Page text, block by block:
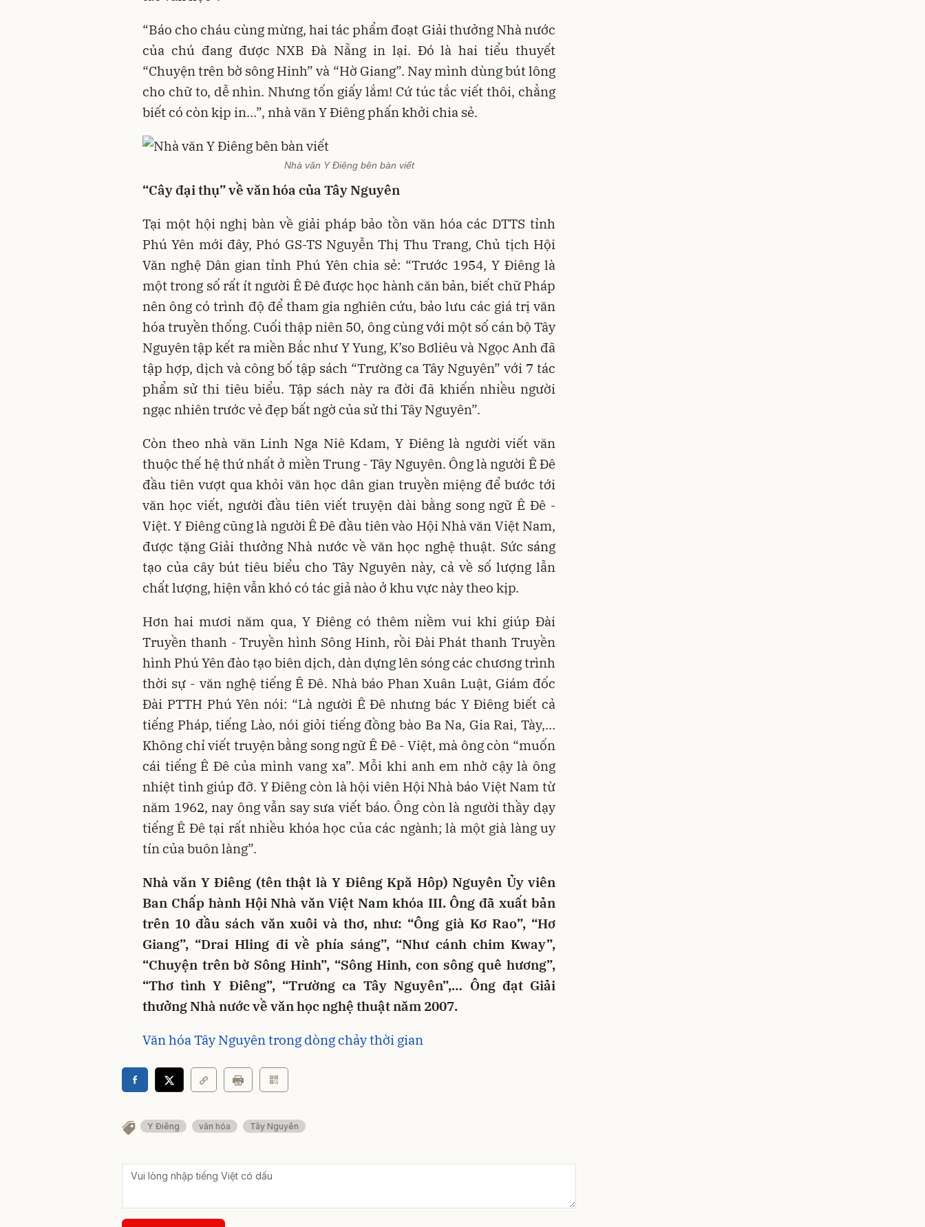
“Báo cho cháu cùng mừng, hai tác phẩm đoạt Giải thưởng Nhà nước
của chú đang được NXB Đà Nẵng in lại. Đó là hai tiểu thuyết
“Chuyện trên bờ sông Hinh” và “Hờ Giang”. Nay mình dùng bút lông
cho chữ to, dễ nhìn. Nhưng tốn giấy lắm! Cứ túc tắc viết thôi, chẳng
biết có còn kịp in…”, nhà văn Y Điêng phấn khởi chia sẻ.
Nhà văn Y Điêng bên bàn viết
“Cây đại thụ” về văn hóa của Tây Nguyên
Tại một hội nghị bàn về giải pháp bảo tồn văn hóa các DTTS tỉnh
Phú Yên mới đây, Phó GS-TS Nguyễn Thị Thu Trang, Chủ tịch Hội
Văn nghệ Dân gian tỉnh Phú Yên chia sẻ: “Trước 1954, Y Điêng là
một trong số rất ít người Ê Đê được học hành căn bản, biết chữ Pháp
nên ông có trình độ để tham gia nghiên cứu, bảo lưu các giá trị văn
hóa truyền thống. Cuối thập niên 50, ông cùng với một số cán bộ Tây
Nguyên tập kết ra miền Bắc như Y Yung, K’so Bơliêu và Ngọc Anh đã
tập hợp, dịch và công bố tập sách “Trường ca Tây Nguyên” với 7 tác
phẩm sử thi tiêu biểu. Tập sách này ra đời đã khiến nhiều người
ngạc nhiên trước vẻ đẹp bất ngờ của sử thi Tây Nguyên”.
Còn theo nhà văn Linh Nga Niê Kdam, Y Điêng là người viết văn
thuộc thế hệ thứ nhất ở miền Trung - Tây Nguyên. Ông là người Ê Đê
đầu tiên vượt qua khỏi văn học dân gian truyền miệng để bước tới
văn học viết, người đầu tiên viết truyện dài bằng song ngữ Ê Đê -
Việt. Y Điêng cũng là người Ê Đê đầu tiên vào Hội Nhà văn Việt Nam,
được tặng Giải thưởng Nhà nước về văn học nghệ thuật. Sức sáng
tạo của cây bút tiêu biểu cho Tây Nguyên này, cả về số lượng lẫn
chất lượng, hiện vẫn khó có tác giả nào ở khu vực này theo kịp.
Hơn hai mươi năm qua, Y Điêng có thêm niềm vui khi giúp Đài
Truyền thanh - Truyền hình Sông Hinh, rồi Đài Phát thanh Truyền
hình Phú Yên đào tạo biên dịch, dàn dựng lên sóng các chương trình
thời sự - văn nghệ tiếng Ê Đê. Nhà báo Phan Xuân Luật, Giám đốc
Đài PTTH Phú Yên nói: “Là người Ê Đê nhưng bác Y Điêng biết cả
tiếng Pháp, tiếng Lào, nói giỏi tiếng đồng bào Ba Na, Gia Rai, Tày,…
Không chỉ viết truyện bằng song ngữ Ê Đê - Việt, mà ông còn “muốn
cái tiếng Ê Đê của mình vang xa”. Mỗi khi anh em nhờ cậy là ông
nhiệt tình giúp đỡ. Y Điêng còn là hội viên Hội Nhà báo Việt Nam từ
năm 1962, nay ông vẫn say sưa viết báo. Ông còn là người thầy dạy
tiếng Ê Đê tại rất nhiều khóa học của các ngành; là một già làng uy
tín của buôn làng”.
Nhà văn Y Điêng (tên thật là Y Điêng Kpă Hôp) Nguyên Ủy viên
Ban Chấp hành Hội Nhà văn Việt Nam khóa III. Ông đã xuất bản
trên 10 đầu sách văn xuôi và thơ, như: “Ông già Kơ Rao”, “Hơ
Giang”, “Drai Hling đi về phía sáng”, “Như cánh chim Kway”,
“Chuyện trên bờ Sông Hinh”, “Sông Hinh, con sông quê hương”,
“Thơ tình Y Điêng”, “Trường ca Tây Nguyên”,… Ông đạt Giải
thưởng Nhà nước về văn học nghệ thuật năm 2007.
Văn hóa Tây Nguyên trong dòng chảy thời gian
Y Điêng văn hóa Tây Nguyên